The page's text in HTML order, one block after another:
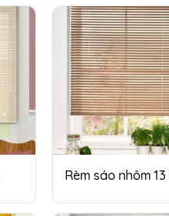
Rèm sáo nhôm 13